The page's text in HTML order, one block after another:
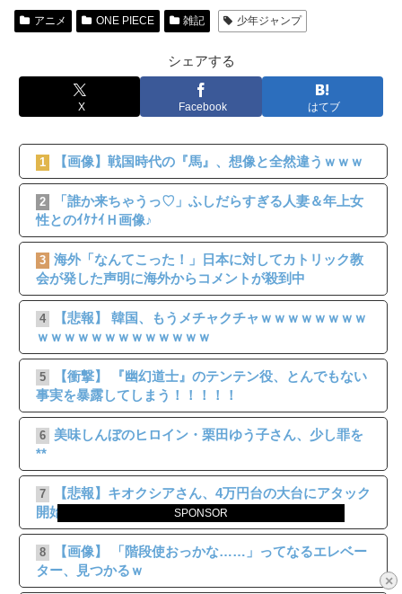
×
SPONSOR
アニメ ONE PIECE 雑記 少年ジャンプ
シェアする
X Facebook はてブ
1 【画像】戦国時代の『馬』、想像と全然違うｗｗｗ
2
「誰か来ちゃうっ♡」ふしだらすぎる人妻＆年上女
性とのｲｹﾅｲＨ画像♪
3 海外「なんてこった！」日本に対してカトリック教
会が発した声明に海外からコメントが殺到中
4
【悲報】 韓国、もうメチャクチャｗｗｗｗｗｗｗｗ
ｗｗｗｗｗｗｗｗｗｗｗｗｗ
5
【衝撃】 『幽幻道士』のテンテン役、とんでもない
事実を暴露してしまう！！！！！
6
美味しんぼのヒロイン・栗田ゆう子さん、少し罪を
**
7
【悲報】キオクシアさん、4万円台の大台にアタック
開始www
8
【画像】 「階段使おっかな……」ってなるエレベー
ター、見つかるｗ